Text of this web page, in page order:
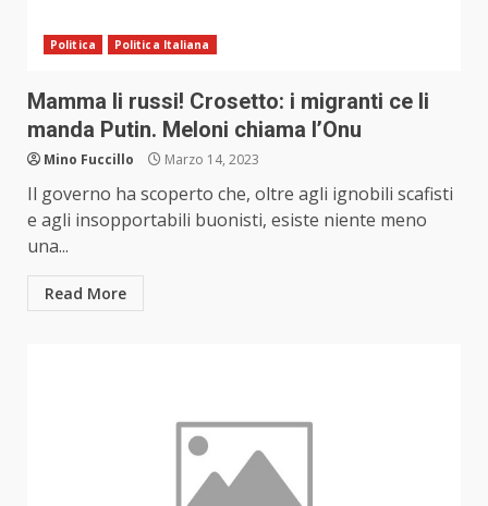
Politica Politica Italiana
Mamma li russi! Crosetto: i migranti ce li
manda Putin. Meloni chiama l’Onu
Mino Fuccillo Marzo 14, 2023
Il governo ha scoperto che, oltre agli ignobili scafisti
e agli insopportabili buonisti, esiste niente meno
una...
Read More